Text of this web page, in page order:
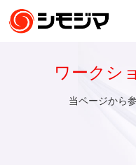
ワークシ
当ページから